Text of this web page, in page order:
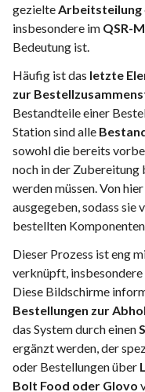
gezielte Arbeitsteilung
insbesondere im QSR-
Bedeutung ist.
Häufig ist das letzte
zur
Bestandteile einer
Station sind alle
sowohl die bereits
noch in der
werden müssen. Von
ausgegeben, sodass sie
bestellten
Dieser Prozess ist eng
verknüpft, insbesondere
Diese Bildschirme
Bestellungen zur
das System durch einen
ergänzt werden, der
oder Bestellungen über
Bolt Food oder Glovo